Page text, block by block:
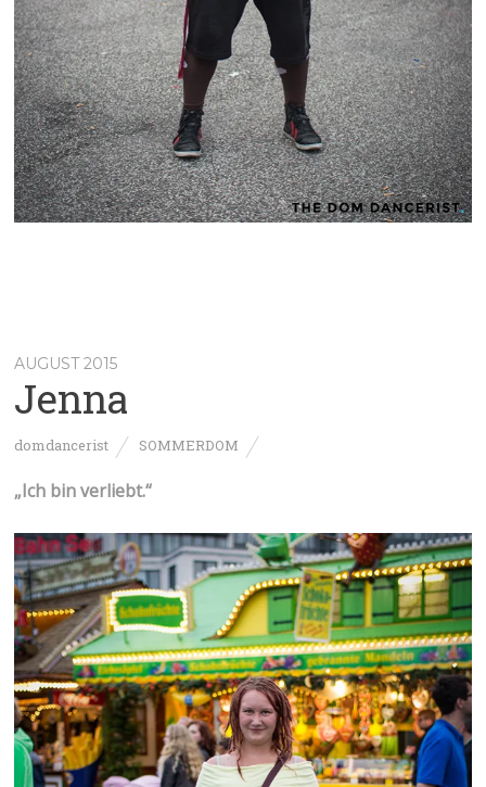
AUGUST 2015
Jenna
domdancerist SOMMERDOM
„Ich bin verliebt.“